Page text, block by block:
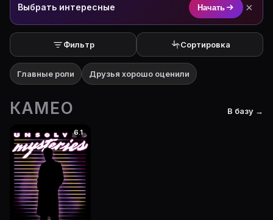
Выбрать интересные Начать ×
Фильтр Сортировка
Главные роли Друзья хорошо оценили
КАМЕО В базу →
6.1